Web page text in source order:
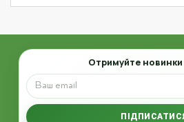
Email
Отримуйте новинки